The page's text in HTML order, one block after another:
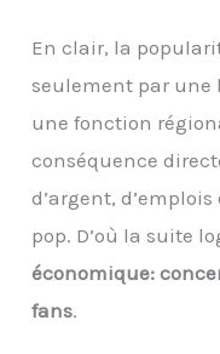
En clair, la
seulement par une
une fonction
conséquence
d’argent,
pop. D’où la suite
économique:
fans.